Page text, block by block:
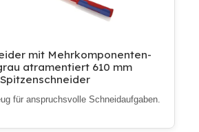
mit Mehrkomponenten-
atramentiert 610 mm
Spitzenschneider
für anspruchsvolle Schneidaufgaben.